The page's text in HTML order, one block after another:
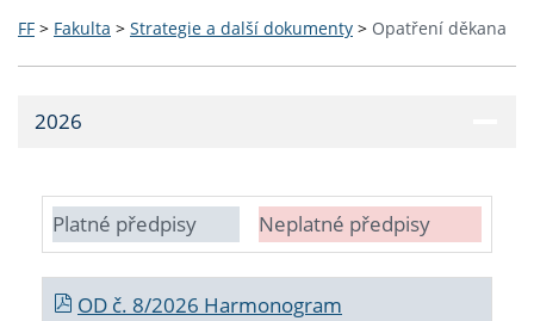
FF > Fakulta > Strategie a další dokumenty > Opatření děkana
2026
Platné předpisy Neplatné předpisy
OD č. 8/2026 Harmonogram